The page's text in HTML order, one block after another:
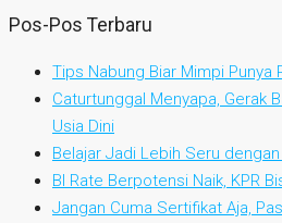
Pos-Pos Terbaru
Tips Nabung Biar Mimpi Punya
Caturtunggal Menyapa, Gerak
Usia Dini
Belajar Jadi Lebih Seru
BI Rate Berpotensi Naik, KPR
Jangan Cuma Sertifikat Aja,